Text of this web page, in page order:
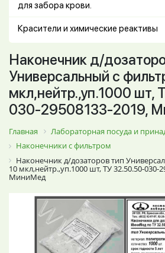
для забора крови.
Красители и химические реактивы
Наконечник д/
Универсальный с
мкл,нейтр.,уп.1000 шт,
030-29508133-2019,
Главная
Лабораторная посуда и
Наконечники с фильтром
Наконечник д/дозаторов тип
10 мкл,нейтр.,уп.1000 шт, ТУ 32.50.50-030-
МиниМед